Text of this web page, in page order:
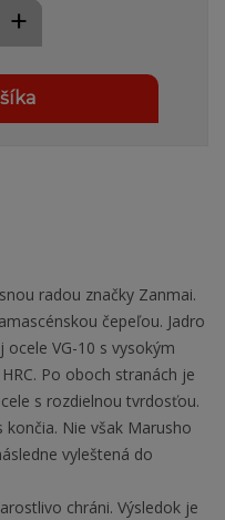
+
radou značky Zanmai.
čepeľou. Jadro
VG-10 s vysokým
Po oboch stranách je
s rozdielnou tvrdosťou.
Nie však Marusho
vyleštená do
chráni. Výsledok je